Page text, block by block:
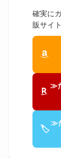
確実に
販サイ
≫
🏷
≫